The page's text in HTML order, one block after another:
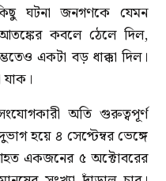
ঘটনা জনগণকে যেমন
কবলে ঠেলে দিল,
একটা বড় ধাক্কা দিল।
অতি গুরুত্বপূর্ণ
হয়ে ৪ সেপ্টেম্বর ভেঙ্গে
একজনের ৫ অক্টোবরের